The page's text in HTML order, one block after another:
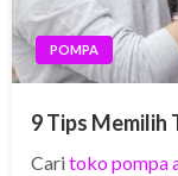
POMPA
9 Tips Memilih
Caritoko pompa